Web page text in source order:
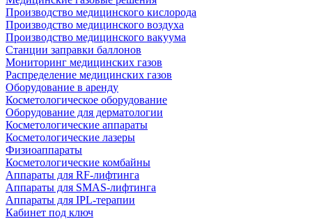
Производство медицинского кислорода
Производство медицинского воздуха
Производство медицинского вакуума
Станции заправки баллонов
Мониторинг медицинских газов
Распределение медицинских газов
Оборудование в аренду
Косметологическое оборудование
Оборудование для дерматологии
Косметологические аппараты
Косметологические лазеры
Физиоаппараты
Косметологические комбайны
Аппараты для RF-лифтинга
Аппараты для SMAS-лифтинга
Аппараты для IPL-терапии
Кабинет под ключ